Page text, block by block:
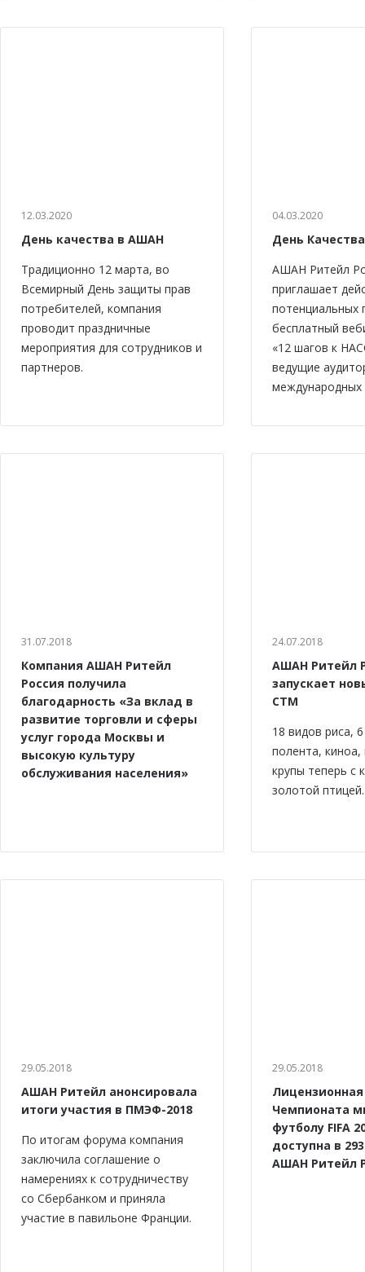
12.03.2020
День качества в АШАН
Традиционно 12 марта, во
Всемирный День защиты прав
потребителей, компания
проводит праздничные
мероприятия для сотрудников и
партнеров.
04.03.2020
День
АШАН Ритейл
приглашает
потенциальных
бесплатный
«12 шагов к
ведущие
международных
31.07.2018
Компания АШАН Ритейл
Россия получила
благодарность «За вклад в
развитие торговли и сферы
услуг города Москвы и
высокую культуру
обслуживания населения»
24.07.2018
АШАН Ритейл
запускает
СТМ
18 видов риса,
полента, киноа,
крупы теперь с
золотой птицей.
29.05.2018
АШАН Ритейл анонсировала
итоги участия в ПМЭФ-2018
По итогам форума компания
заключила соглашение о
намерениях к сотрудничеству
cо Сбербанком и приняла
участие в павильоне Франции.
29.05.2018
Чемпионата
футболу FIFA
доступна в
АШАН Ритейл